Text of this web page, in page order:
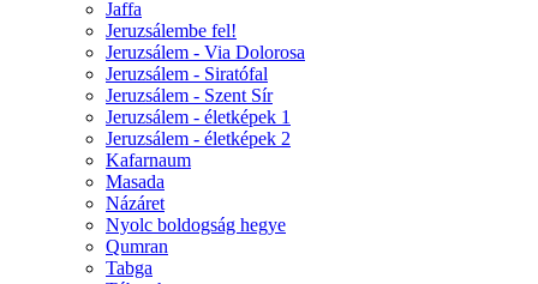
Jaffa
Jeruzsálembe fel!
Jeruzsálem - Via Dolorosa
Jeruzsálem - Siratófal
Jeruzsálem - Szent Sír
Jeruzsálem - életképek 1
Jeruzsálem - életképek 2
Kafarnaum
Masada
Názáret
Nyolc boldogság hegye
Qumran
Tabga